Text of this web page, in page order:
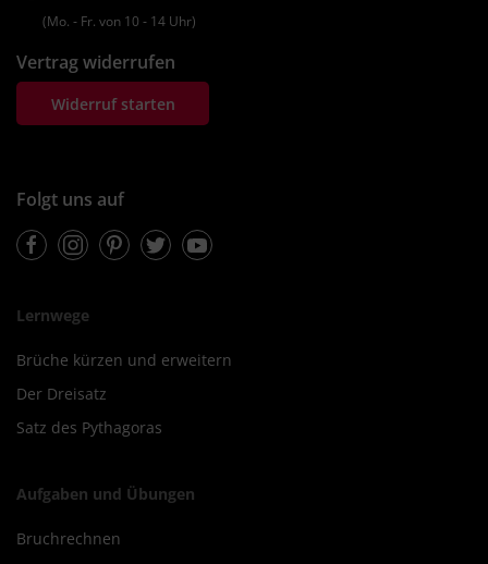
(Mo. ‐ Fr. von 10 ‐ 14 Uhr)
Vertrag widerrufen
Widerruf starten
Folgt uns auf
FacebookInstagramPinterestTwitterYoutube
Lernwege
Brüche kürzen und erweitern
Der Dreisatz
Satz des Pythagoras
Aufgaben und Übungen
Bruchrechnen